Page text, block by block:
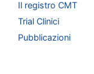
Il registro CMT
Trial Clinici
Pubblicazioni